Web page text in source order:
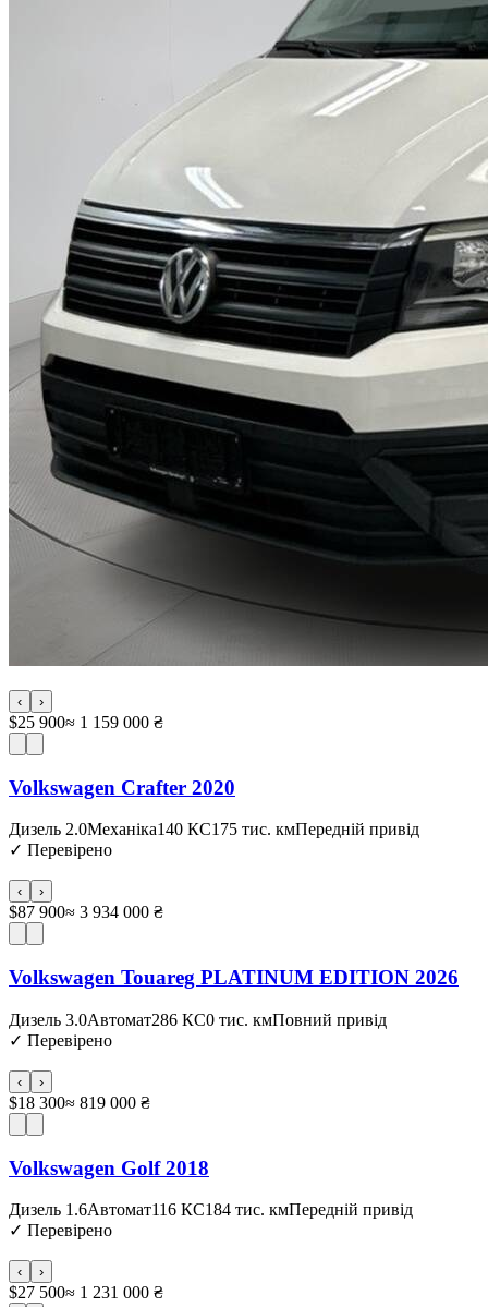
‹ ›
$25 900≈ 1 159 000 ₴
Volkswagen Crafter 2020
Дизель 2.0Механіка140 КС175 тис. кмПередній привід
✓ Перевірено
‹ ›
$87 900≈ 3 934 000 ₴
Volkswagen Touareg PLATINUM EDITION 2026
Дизель 3.0Автомат286 КС0 тис. кмПовний привід
✓ Перевірено
‹ ›
$18 300≈ 819 000 ₴
Volkswagen Golf 2018
Дизель 1.6Автомат116 КС184 тис. кмПередній привід
✓ Перевірено
‹ ›
$27 500≈ 1 231 000 ₴